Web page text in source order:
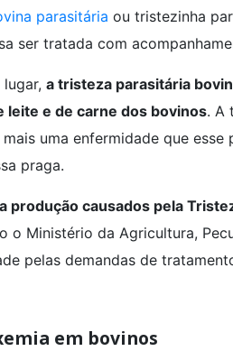
parasitária ou tristezinha
ser tratada com
a tristeza parasitária
leite e de carne dos bovinos. A
mais uma enfermidade que
praga.
produção causados pela
o Ministério da Agricultura,
pelas demandas de
em bovinos